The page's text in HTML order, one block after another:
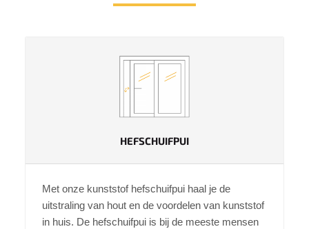
HEFSCHUIFPUI
Met onze kunststof hefschuifpui haal je de
uitstraling van hout en de voordelen van kunststof
in huis. De hefschuifpui is bij de meeste mensen